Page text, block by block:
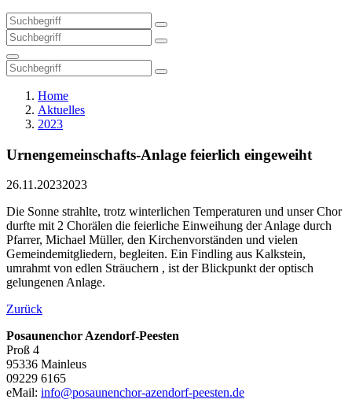
Home
Aktuelles
2023
Urnengemeinschafts-Anlage feierlich eingeweiht
26.11.20232023
Die Sonne strahlte, trotz winterlichen Temperaturen und unser Chor
durfte mit 2 Chorälen die feierliche Einweihung der Anlage durch
Pfarrer, Michael Müller, den Kirchenvorständen und vielen
Gemeindemitgliedern, begleiten. Ein Findling aus Kalkstein,
umrahmt von edlen Sträuchern , ist der Blickpunkt der optisch
gelungenen Anlage.
Zurück
Posaunenchor Azendorf-Peesten
Proß 4
95336 Mainleus
09229 6165
eMail: info@posaunenchor-azendorf-peesten.de